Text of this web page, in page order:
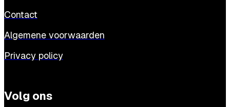
Contact
Algemene voorwaarden
Privacy policy
Volg ons